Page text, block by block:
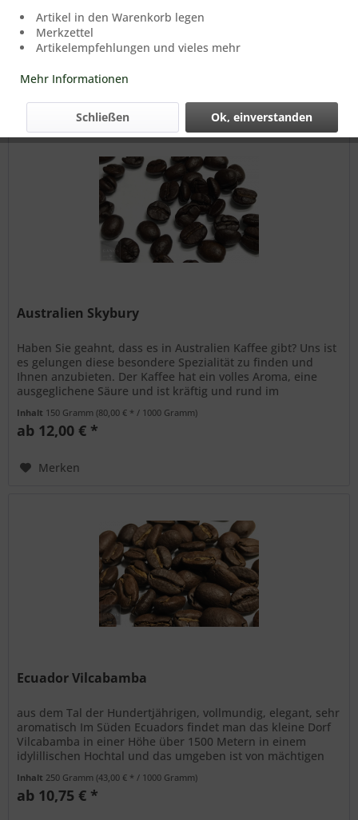
Australien Skybury
Haben Sie geahnt, dass es in Australien Kaffee gibt? Uns ist
es gelungen diese besondere Spezialität zu finden und
Ihnen anzubieten. Der Kaffee hat ein volles Aroma, eine
ausgeglichene Säure und ist kräftig und rund im
Inhalt 150 Gramm(80,00 € * / 1000 Gramm)
ab 12,00 € *
Merken
Ecuador Vilcabamba
aus dem Tal der Hundertjährigen, vollmundig, elegant, sehr
aromatisch Im Süden Ecuadors findet man das kleine Dorf
Vilcabamba in einer Höhe über 1500 Metern in einem
idylillischen Hochtal und das umgeben ist von mächtigen
Inhalt 250 Gramm(43,00 € * / 1000 Gramm)
ab 10,75 € *
Artikel in den Warenkorb legen
Merkzettel
Artikelempfehlungen und vieles mehr
Mehr Informationen
Ok, einverstanden
Schließen